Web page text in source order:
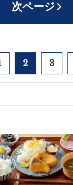
次ページ
2 3